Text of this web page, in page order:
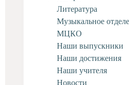
Литература
Музыкальное
МЦКО
Наши выпускники
Наши достижения
Наши учителя
Новости